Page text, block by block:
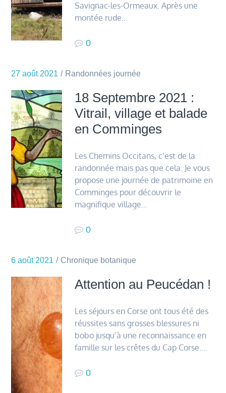
Savignac-les-Ormeaux. Après une
montée rude…
0
27 août 2021 Randonnées journée
18 Septembre 2021 :
Vitrail, village et balade
en Comminges
Les Chemins Occitans, c’est de la
randonnée mais pas que cela. Je vous
propose une journée de patrimoine en
Comminges pour découvrir le
magnifique village…
0
6 août 2021 Chronique botanique
Attention au Peucédan !
Les séjours en Corse ont tous été des
réussites sans grosses blessures ni
bobo jusqu’à une reconnaissance en
famille sur les crêtes du Cap Corse….
0